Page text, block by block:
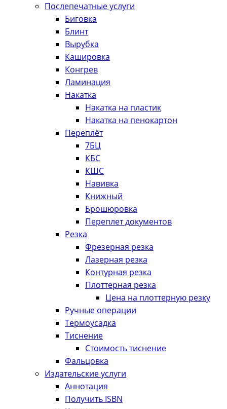
Послепечатные услуги
Биговка
Блинт
Вырубка
Кашировка
Конгрев
Ламинация
Накатка
Накатка на пластик
Накатка на пенокартон
Переплёт
7БЦ
КБС
КШС
Навивка
Книжный
Брошюровка
Переплет документов
Резка
Фрезерная резка
Лазерная резка
Контурная резка
Плоттерная резка
Цена на плоттерную резку
Ручные операции
Термоусадка
Тиснение
Стоимость тиснение
Фальцовка
Издательские услуги
Аннотация
Получить ISBN